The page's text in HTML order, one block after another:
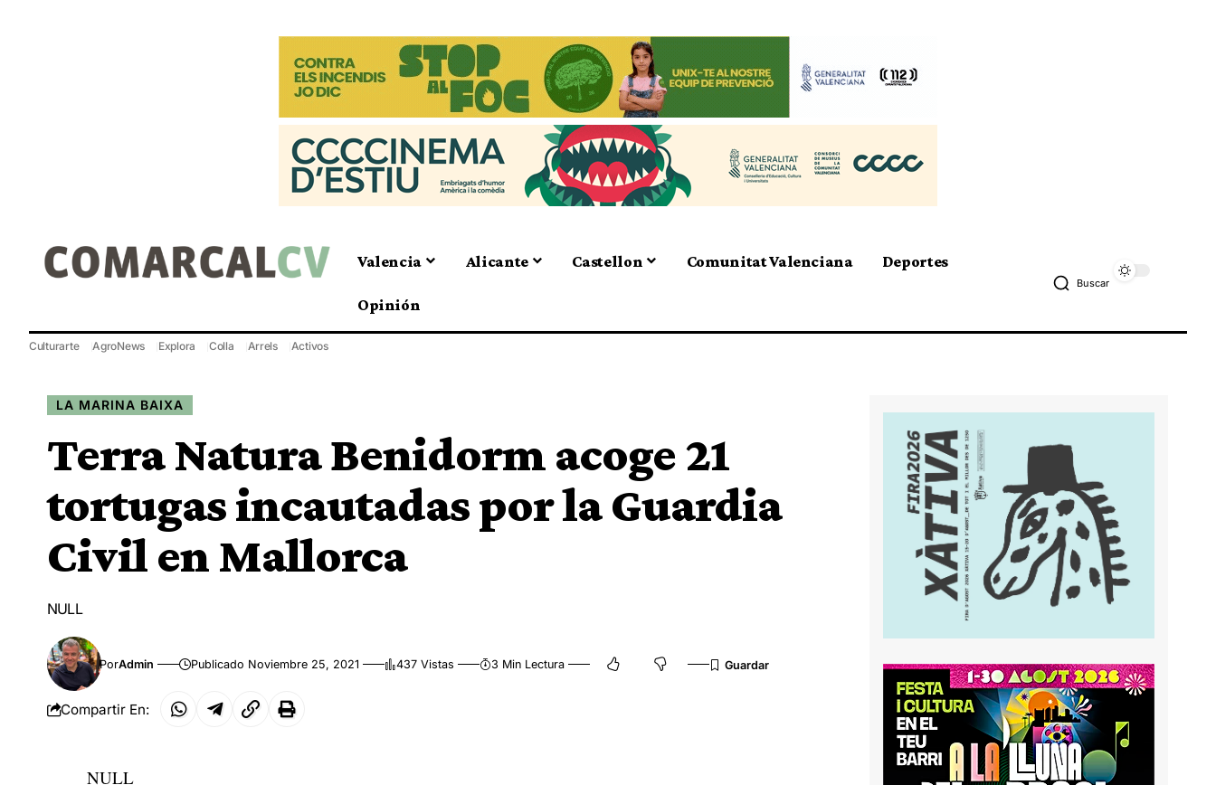
Valencia Alicante Castellon Comunitat Valenciana Deportes
Opinión
Buscar
Culturarte AgroNews Explora Colla Arrels Activos
LA MARINA BAIXA
Terra Natura Benidorm acoge 21
tortugas incautadas por la Guardia
Civil en Mallorca
NULL
PorAdmin Publicado Noviembre 25, 2021 437 Vistas 3 Min Lectura
Compartir En:
NULL